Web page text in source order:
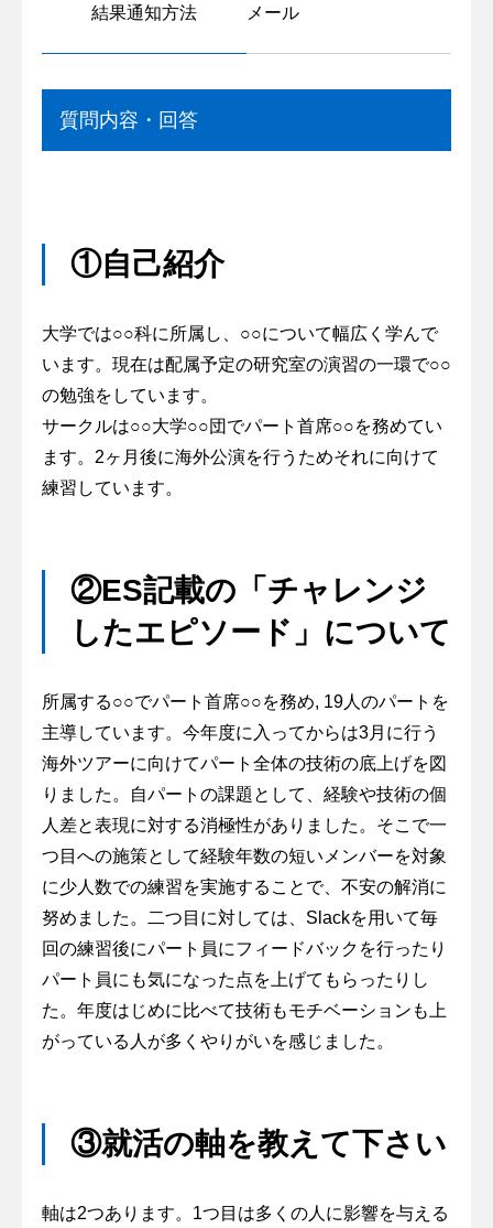
結果通知方法 メール
質問内容・回答
①自己紹介
大学では○○科に所属し、○○について幅広く学んで
います。現在は配属予定の研究室の演習の一環で○○
の勉強をしています。
サークルは○○大学○○団でパート首席○○を務めてい
ます。2ヶ月後に海外公演を行うためそれに向けて
練習しています。
②ES記載の「チャレンジ
したエピソード」について
所属する○○でパート首席○○を務め, 19人のパートを
主導しています。今年度に入ってからは3月に行う
海外ツアーに向けてパート全体の技術の底上げを図
りました。自パートの課題として、経験や技術の個
人差と表現に対する消極性がありました。そこで一
つ目への施策として経験年数の短いメンバーを対象
に少人数での練習を実施することで、不安の解消に
努めました。二つ目に対しては、Slackを用いて毎
回の練習後にパート員にフィードバックを行ったり
パート員にも気になった点を上げてもらったりし
た。年度はじめに比べて技術もモチベーションも上
がっている人が多くやりがいを感じました。
③就活の軸を教えて下さい
軸は2つあります。1つ目は多くの人に影響を与える